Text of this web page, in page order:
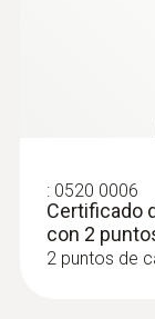
: 0520 0006
Certificado
con 2
2 puntos de